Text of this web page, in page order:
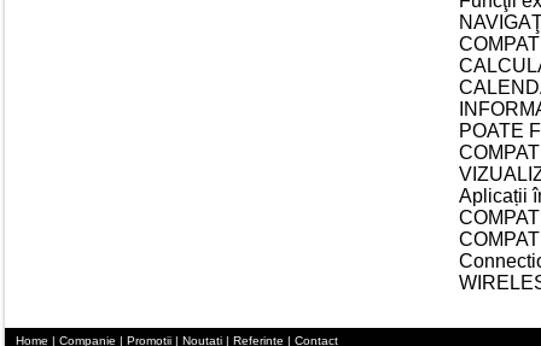
POATE
Aplicații
Home | Companie | Promotii | Noutati | Referinte | Contact